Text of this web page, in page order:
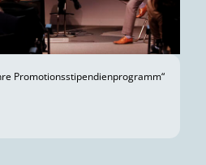
Promotionsstipendienprogramm“